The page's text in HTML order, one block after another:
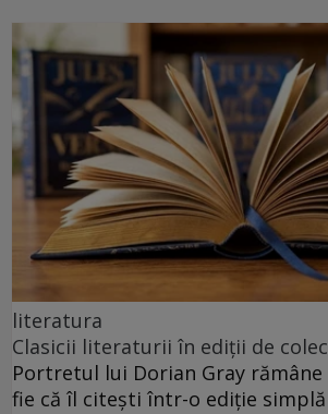
literatura
Clasicii literaturii în ediții de
Portretul lui Dorian Gray rămâne
fie că îl citești într-o ediție